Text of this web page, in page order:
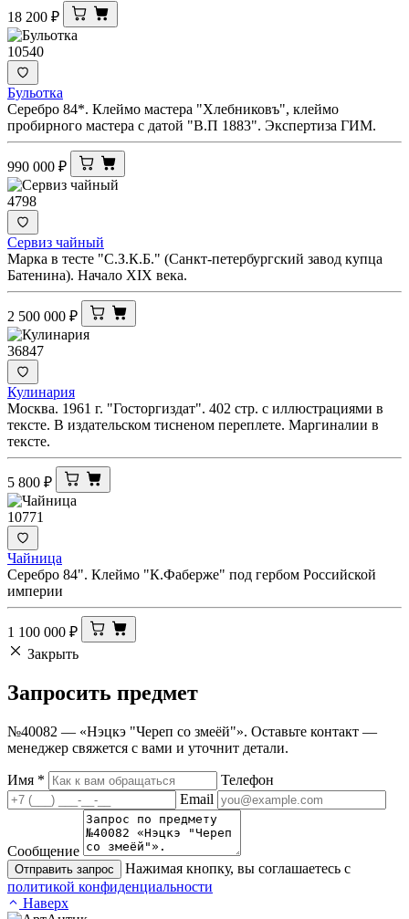
18 200 ₽
10540
Бульотка
Серебро 84*. Клеймо мастера "Хлебниковъ", клеймо
пробирного мастера с датой "В.П 1883". Экспертиза ГИМ.
990 000 ₽
4798
Сервиз чайный
Марка в тесте "С.З.К.Б." (Санкт-петербургский завод купца
Батенина). Начало XIX века.
2 500 000 ₽
36847
Кулинария
Москва. 1961 г. "Госторгиздат". 402 стр. с иллюстрациями в
тексте. В издательском тисненом переплете. Маргиналии в
тексте.
5 800 ₽
10771
Чайница
Серебро 84". Клеймо "К.Фаберже" под гербом Российской
империи
1 100 000 ₽
Закрыть
Запросить предмет
№40082 — «Нэцкэ "Череп со змеёй"». Оставьте контакт —
менеджер свяжется с вами и уточнит детали.
Имя *
Телефон
Email
Сообщение
Отправить запрос
Нажимая кнопку, вы соглашаетесь с
политикой конфиденциальности
Наверх